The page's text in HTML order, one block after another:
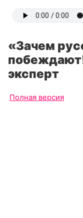
«Зачем
эксперт
Полная версия